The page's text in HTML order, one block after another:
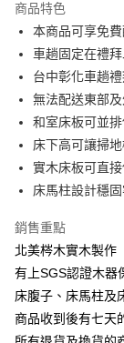
合作金庫商業銀行
華南商業銀行
上海商業儲蓄銀行
國泰世華商業銀行
臺灣中小企業銀行
匯豐（台灣）商業
聯邦商業銀行
元大商業銀行
玉山商業銀行
台新國際商業銀行
6 期 0 利率 每
華南商業銀行
上海商業儲蓄銀行
國泰世華商業銀行
臺灣中小企業銀行
匯豐（台灣）商
聯邦商業銀行
元大商業銀行
玉山商業銀行
台灣樂天信用卡公
LINE Pay
Apple Pay
街口支付
悠遊付
Google Pay
【大哥付你分期使用
1.本服務由台灣大哥
2.付款方式選擇「大
流程，驗證手機門
成交易。
AFTEE先享後付
相關說明
【關於「AFTEE先
AFTEE先享後付是
商品特色
本商品可享免
車趟固定在禮
台中彰化車趟
無法配送東部
和室床板可並排
床下高可讓掃
實木床板可直接
床馬柱設計穩
銷售重點
北美梣木實木製作
有上SGS認證木器
床腹子、床馬柱及
商品收到後有七天